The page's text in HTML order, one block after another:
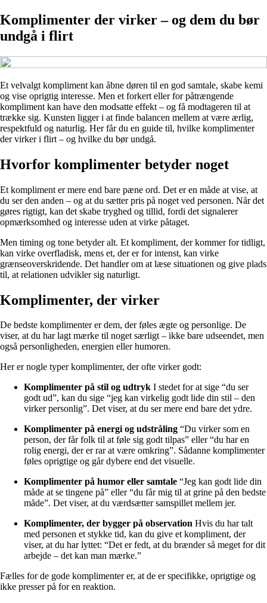
Komplimenter der virker – og dem du bør
undgå i flirt
Et velvalgt kompliment kan åbne døren til en god samtale, skabe kemi
og vise oprigtig interesse. Men et forkert eller for påtrængende
kompliment kan have den modsatte effekt – og få modtageren til at
trække sig. Kunsten ligger i at finde balancen mellem at være ærlig,
respektfuld og naturlig. Her får du en guide til, hvilke komplimenter
der virker i flirt – og hvilke du bør undgå.
Hvorfor komplimenter betyder noget
Et kompliment er mere end bare pæne ord. Det er en måde at vise, at
du ser den anden – og at du sætter pris på noget ved personen. Når det
gøres rigtigt, kan det skabe tryghed og tillid, fordi det signalerer
opmærksomhed og interesse uden at virke påtaget.
Men timing og tone betyder alt. Et kompliment, der kommer for tidligt,
kan virke overfladisk, mens et, der er for intenst, kan virke
grænseoverskridende. Det handler om at læse situationen og give plads
til, at relationen udvikler sig naturligt.
Komplimenter, der virker
De bedste komplimenter er dem, der føles ægte og personlige. De
viser, at du har lagt mærke til noget særligt – ikke bare udseendet, men
også personligheden, energien eller humoren.
Her er nogle typer komplimenter, der ofte virker godt:
Komplimenter på stil og udtryk I stedet for at sige “du ser
godt ud”, kan du sige “jeg kan virkelig godt lide din stil – den
virker personlig”. Det viser, at du ser mere end bare det ydre.
Komplimenter på energi og udstråling “Du virker som en
person, der får folk til at føle sig godt tilpas” eller “du har en
rolig energi, der er rar at være omkring”. Sådanne komplimenter
føles oprigtige og går dybere end det visuelle.
Komplimenter på humor eller samtale “Jeg kan godt lide din
måde at se tingene på” eller “du får mig til at grine på den bedste
måde”. Det viser, at du værdsætter samspillet mellem jer.
Komplimenter, der bygger på observation Hvis du har talt
med personen et stykke tid, kan du give et kompliment, der
viser, at du har lyttet: “Det er fedt, at du brænder så meget for dit
arbejde – det kan man mærke.”
Fælles for de gode komplimenter er, at de er specifikke, oprigtige og
ikke presser på for en reaktion.